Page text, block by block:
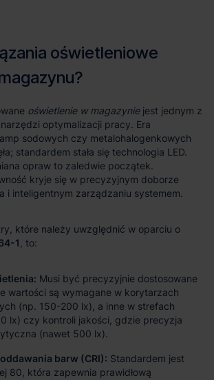
oświetlenie w magazynie
1
Musi być precyzyjnie dostosowane
wartości są wymagane w korytarzach
(np. 150-200 lx), a inne w strefach
lx) czy kontroli jakości, gdzie precyzja
(nawet 500 lx).
barw (CRI): Standardem jest
80, która zapewnia prawidłową